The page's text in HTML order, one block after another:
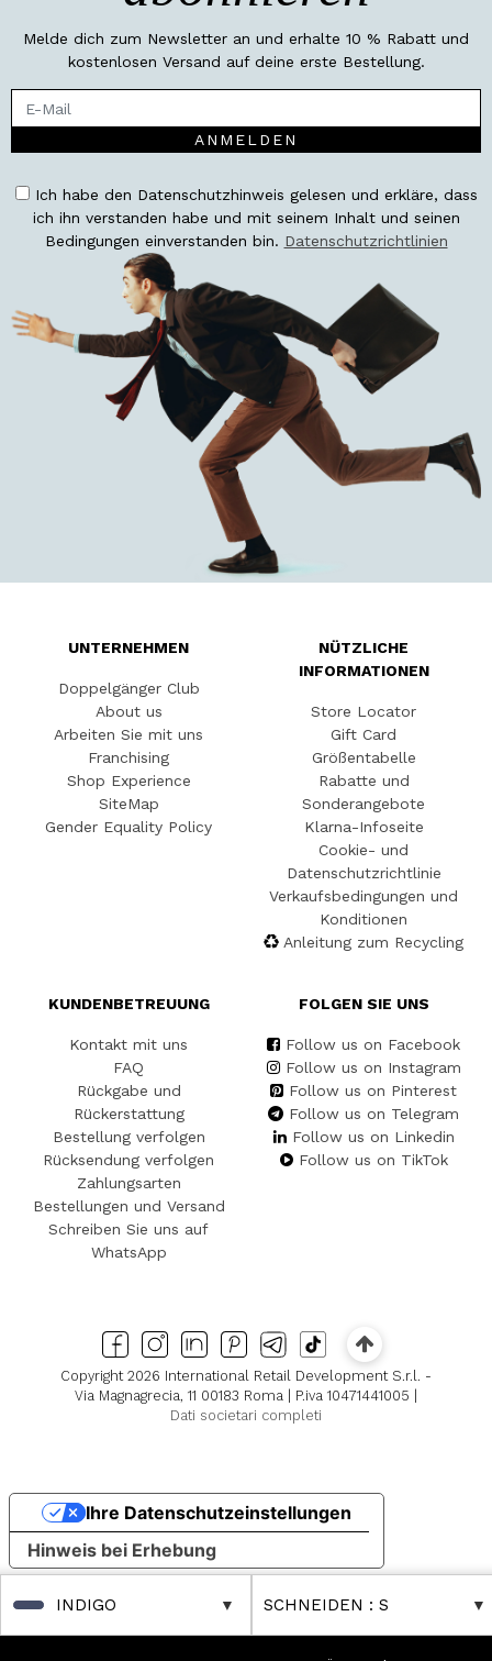
INDIGO SCHNEIDEN : S
Melde dich zum Newsletter an und erhalte 10 % Rabatt und
kostenlosen Versand auf deine erste Bestellung.
ANMELDEN
Ich habe den Datenschutzhinweis gelesen und erkläre, dass
ich ihn verstanden habe und mit seinem Inhalt und seinen
Bedingungen einverstanden bin. Datenschutzrichtlinien
UNTERNEHMEN
Doppelgänger Club
About us
Arbeiten Sie mit uns
Franchising
Shop Experience
SiteMap
Gender Equality Policy
NÜTZLICHE
INFORMATIONEN
Store Locator
Gift Card
Größentabelle
Rabatte und
Sonderangebote
Klarna-Infoseite
Cookie- und
Datenschutzrichtlinie
Verkaufsbedingungen und
Konditionen
Anleitung zum Recycling
KUNDENBETREUUNG
Kontakt mit uns
FAQ
Rückgabe und
Rückerstattung
Bestellung verfolgen
Rücksendung verfolgen
Zahlungsarten
Bestellungen und Versand
Schreiben Sie uns auf
WhatsApp
FOLGEN SIE UNS
Follow us on Facebook
Follow us on Instagram
Follow us on Pinterest
Follow us on Telegram
Follow us on Linkedin
Follow us on TikTok
Copyright 2026 International Retail Development S.r.l. -
Via Magnagrecia, 11 00183 Roma | P.iva 10471441005 |
Dati societari completi
Hinweis bei Erhebung
Ihre Datenschutzeinstellungen